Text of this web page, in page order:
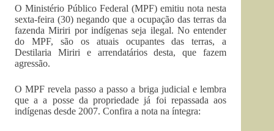
O Ministério Público Federal (MPF) emitiu nota nesta
sexta-feira (30) negando que a ocupação das terras da
fazenda Miriri por indígenas seja ilegal. No entender
do MPF, são os atuais ocupantes das terras, a
Destilaria Miriri e arrendatários desta, que fazem
agressão.
O MPF revela passo a passo a briga judicial e lembra
que a a posse da propriedade já foi repassada aos
indígenas desde 2007. Confira a nota na íntegra: